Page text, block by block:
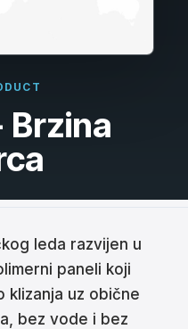
Brzina
leda razvijen u
paneli koji
klizanja uz obične
bez vode i bez